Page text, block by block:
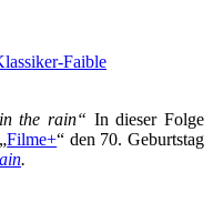
Faible
the rain“ In dieser Folge
Filme+“ den 70. Geburtstag
.